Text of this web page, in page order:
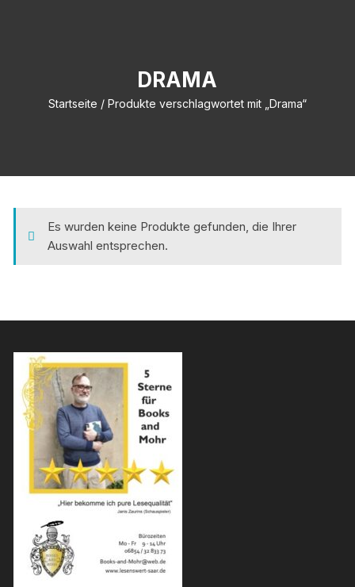
DRAMA
Startseite / Produkte verschlagwortet mit „Drama“
Es wurden keine Produkte gefunden, die Ihrer
Auswahl entsprechen.